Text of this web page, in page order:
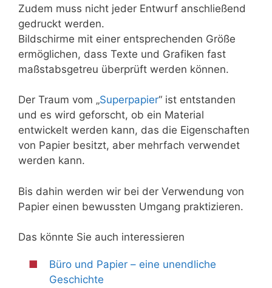
Zudem muss nicht jeder Entwurf anschließend
gedruckt werden.
Bildschirme mit einer entsprechenden Größe
ermöglichen, dass Texte und Grafiken fast
maßstabsgetreu überprüft werden können.
Der Traum vom „Superpapier“ ist entstanden
und es wird geforscht, ob ein Material
entwickelt werden kann, das die Eigenschaften
von Papier besitzt, aber mehrfach verwendet
werden kann.
Bis dahin werden wir bei der Verwendung von
Papier einen bewussten Umgang praktizieren.
Das könnte Sie auch interessieren
Büro und Papier – eine unendliche
Geschichte